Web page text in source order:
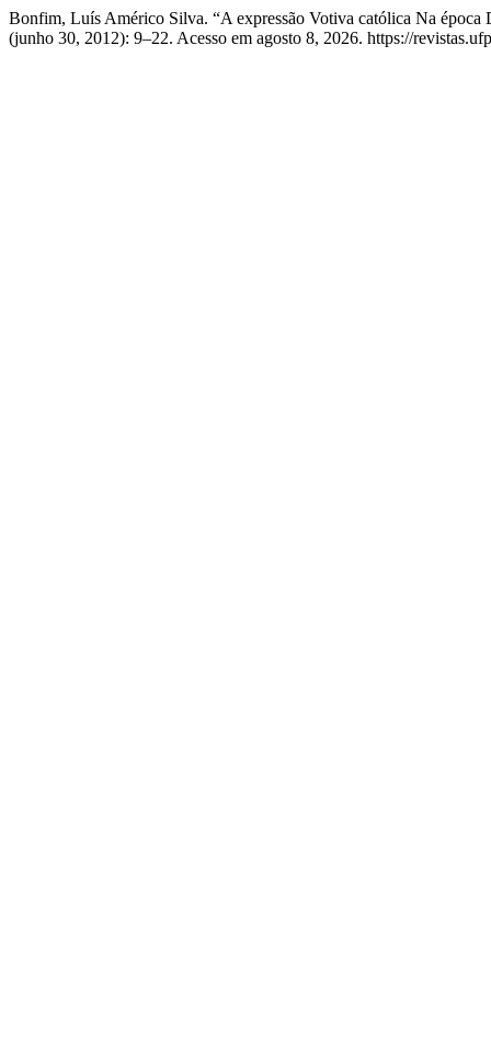
Bonfim, Luís Américo Silva. “A expressão Votiva católica Na época
(junho 30, 2012): 9–22. Acesso em agosto 8, 2026. https://